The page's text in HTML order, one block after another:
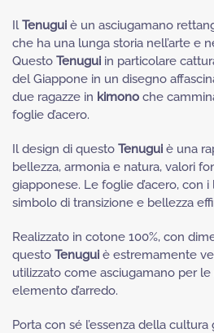
IlTenugui è un asciugamano
che ha una lunga storia nell’arte e
Questo Tenugui in particolare
del Giappone in un disegno
due ragazze in kimono che
foglie d’acero.
Il design di questo Tenugui è una
bellezza, armonia e natura, valori
giapponese. Le foglie d’acero, con
simbolo di transizione e bellezza
Realizzato in cotone 100%, con
questo Tenugui è estremamente
utilizzato come asciugamano per
elemento d’arredo.
Porta con sé l’essenza della